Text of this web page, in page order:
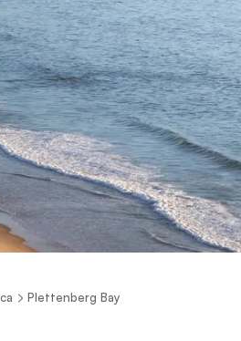
Plettenberg Bay